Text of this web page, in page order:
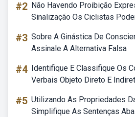
#2 Não Havendo Proibição
Sinalização Os Ciclistas
#3 Sobre A Ginástica De
Assinale A Alternativa Falsa
#4 Identifique E Classifique Os
Verbais Objeto Direto E
#5 Utilizando As Propriedades
Simplifique As Sentenças